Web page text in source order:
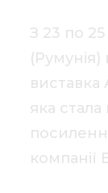
З 23 по
яка
компанії